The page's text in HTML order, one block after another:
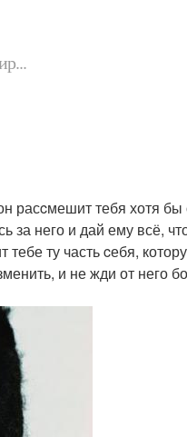
расcмешит тебя хотя
за него и дай ему всё,
ту часть cебя,
и не жди от него